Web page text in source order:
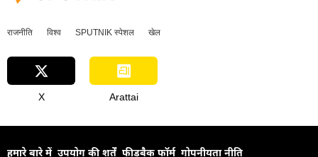
राजनीति विश्व SPUTNIK स्पेशल खेल
X Arattai
हमारे बारे में उपयोग की शर्तें फीडबैक फॉर्म गोपनीयता नीति